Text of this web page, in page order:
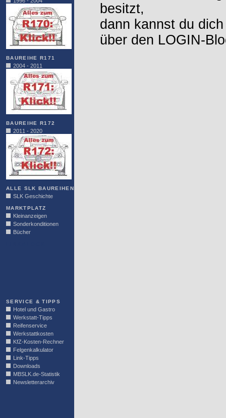
BAUREIHE R171
2004 - 2011
BAUREIHE R172
2011 - 2020
ALLE SLK BAUREIHEN
SLK Geschichte
MARKTPLATZ
Kleinanzeigen
Sonderkonditionen
Bücher
SERVICE & TIPPS
Hotel und Gastro
Werkstatt-Tipps
Reifenservice
Werkstattkosten
KfZ-Kosten-Rechner
Felgenkalkulator
Link-Tipps
Downloads
MBSLK.de-Statistik
Newsletterarchiv
besitzt,
dann kannst du
über den LOGIN-